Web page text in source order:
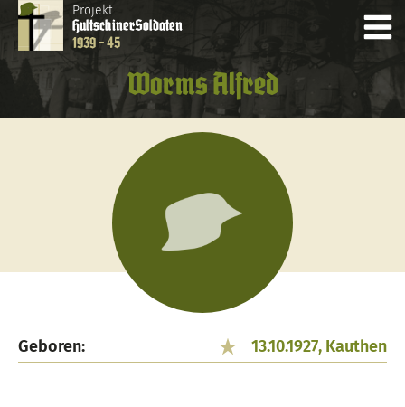
Projekt
HultschinerSoldaten
1939 - 45
Worms Alfred
Geboren: 13.10.1927, Kauthen